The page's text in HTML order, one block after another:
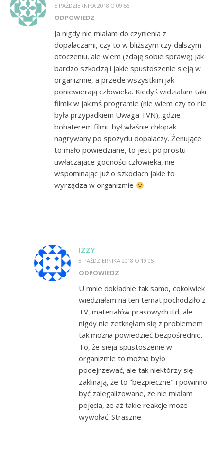
5 PAŹDZIERNIKA 2018 O 09:56
ODPOWIEDZ
Ja nigdy nie miałam do czynienia z
dopalaczami, czy to w bliższym czy dalszym
otoczeniu, ale wiem (zdaję sobie sprawę) jak
bardzo szkodzą i jakie spustoszenie sieją w
organizmie, a przede wszystkim jak
poniewierają człowieka. Kiedyś widziałam taki
filmik w jakimś programie (nie wiem czy to nie
była przypadkiem Uwaga TVN), gdzie
bohaterem filmu był właśnie chłopak
nagrywany po spożyciu dopalaczy. Żenujące
to mało powiedziane, to jest po prostu
uwłaczające godności człowieka, nie
wspominając już o szkodach jakie to
wyrządza w organizmie
IZZY
8 PAŹDZIERNIKA 2018 O 19:05
ODPOWIEDZ
U mnie dokładnie tak samo, cokolwiek
wiedziałam na ten temat pochodziło z
TV, materiałów prasowych itd, ale
nigdy nie zetknęłam się z problemem
tak można powiedzieć bezpośrednio.
To, że sieją spustoszenie w
organizmie to można było
podejrzewać, ale tak niektórzy się
zaklinają, że to "bezpieczne" i powinno
być zalegalizowane, że nie miałam
pojęcia, że aż takie reakcje może
wywołać. Straszne.